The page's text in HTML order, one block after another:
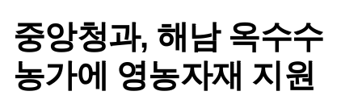
중앙청과, 해남 옥수수
농가에 영농자재 지원